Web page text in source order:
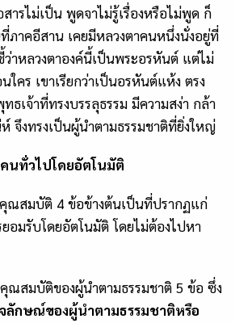
ารไม่เป็น พูดจาไม่รู้เรื่องหรือไม่พูด ก็
ภาคอีสาน เคยมีหลวงตาคนหนึ่งนั่งอยู่ที่
าหลวงตาองค์นี้เป็นพระอรหันต์ แต่ไม่
ใคร เขาเรียกว่าเป็นอรหันต์แห้ง ตรง
เจ้าที่ทรงบรรลุธรรม มีความสง่า กล้า
จึงทรงเป็นผู้นำตามธรรมชาติที่ยิ่งใหญ่
นทั่วไปโดยอัตโนมัติ
ณสมบัติ 4 ข้อข้างต้นเป็นที่ปรากฏแก่
อมรับโดยอัตโนมัติ โดยไม่ต้องไปหา
ณสมบัติของผู้นำตามธรรมชาติ 5 ข้อ ซึ่ง
ลักษณ์ของผู้นำตามธรรมชาติหรือ